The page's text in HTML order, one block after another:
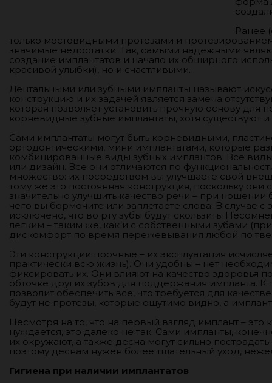
Ранее
только мостовидными протезами и
значимые недостатки. Так, самыми надежными
создание имплантатов и начало их обширного
красивой улыбки), но и счастливыми.
Дентальными или зубными импланты называют
конструкцию и их задачей является замена
которая позволяет установить прочную основу
корневидные зубные имплантаты, хотя существуют
Сами имплантаты могут быть корневидными,
ортодонтическими, мини имплантатами, которые
комбинированные виды зубных имплантов. Все
или дизайн. Все они отличаются по
множество: их посредством вы улучшаете свой
тому же это постоянная конструкция, поскольку
значительно улучшить качество речи – при ношении
чего вы бормочите или заплетаете слова. В случае
исключено, что во рту зубы будут скользить.
легким – таким же, как и с собственными зубами
дискомфорт по время пережевывания любой по
Эти конструкции прочные – их эксплуатация
практически всю жизнь). Они удобны – нет
фиксировать их. Они влияют на качество здоровья
обточке других зубов для поддержания импланта.
позволит обеспечить все, что требуется для
будут не протезы, которые ощутимо видно, а
Несмотря на то, что на первый взгляд имплант – это
нуждается, это далеко не так. Сами импланты,
их окружают, а также десна могут сильно
поэтому деснам нужен более тщательный уход,
Гигиена при наличии имплантатов